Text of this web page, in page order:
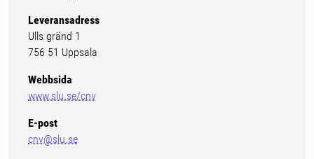
Leveransadress
Ulls gränd 1
756 51 Uppsala
Webbsida
www.slu.se/cnv
E-post
cnv@slu.se